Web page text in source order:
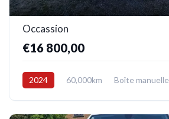
Occassion
€16 800,00
2024 60,000km Boîte manuelle